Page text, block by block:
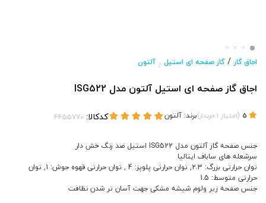
اجاق گاز/گاز صفحه ای استیل / آلتون
اجاق گاز صفحه ای استیل آلتون مدل ISG522
(امتیاز 1خریدار)برند: آلتون کدکالا:
جنس صفحه گاز آلتون مدل ISG522 استیل ضد زنگ خش دار
سرشعله های ساباف ایتالیا
توان حرارتی بزرگ: 2.3, توان حرارتی پلوپز: 4 , توان حرارتی قهوه جوش: 1, توان
حرارتی متوسط: 1.5
جنس صفحه زیر ولوم شیشه مشکی جهت آسان تر شدن نظافت